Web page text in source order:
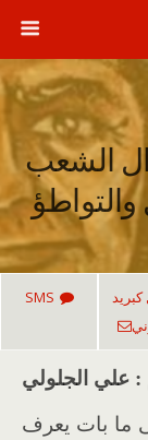
ومازال الشعب
SMS
: علي الجلولي
ما بات يعرف